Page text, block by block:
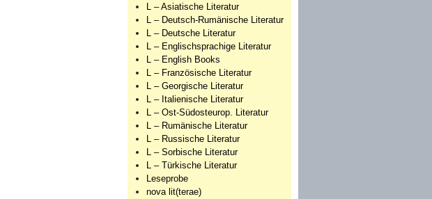
L – Asiatische Literatur
L – Deutsch-Rumänische Literatur
L – Deutsche Literatur
L – Englischsprachige Literatur
L – English Books
L – Französische Literatur
L – Georgische Literatur
L – Italienische Literatur
L – Ost-Südosteurop. Literatur
L – Rumänische Literatur
L – Russische Literatur
L – Sorbische Literatur
L – Türkische Literatur
Leseprobe
nova lit(terae)